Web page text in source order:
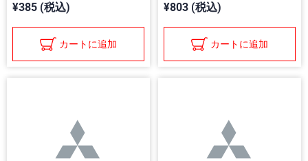
¥385 (税込)
カートに追加
¥803 (税込)
カートに追加